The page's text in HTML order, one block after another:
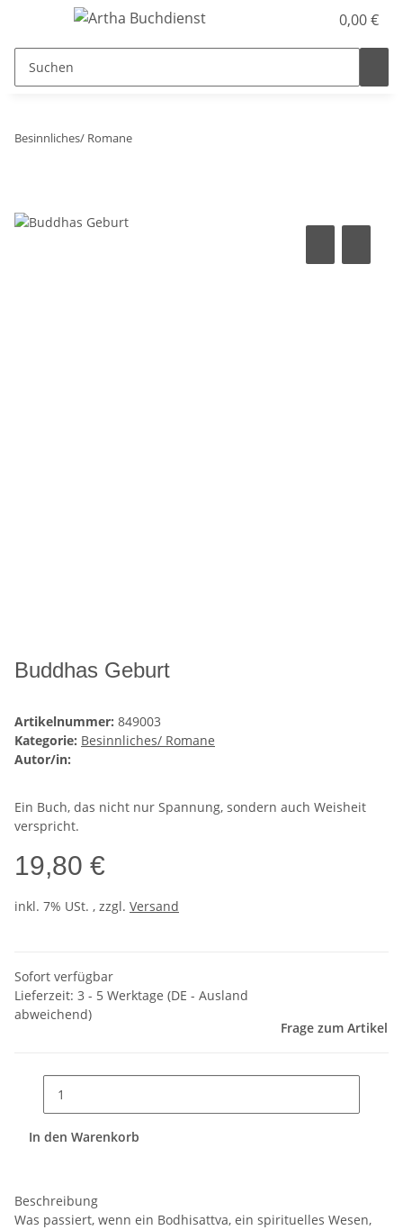
0,00 €
Besinnliches/ Romane
Buddhas Geburt
Artikelnummer: 849003
Kategorie: Besinnliches/ Romane
Autor/in:
Ein Buch, das nicht nur Spannung, sondern auch Weisheit
verspricht.
19,80 €
inkl. 7% USt. , zzgl. Versand
Sofort verfügbar
Lieferzeit: 3 - 5 Werktage (DE - Ausland
abweichend)
Frage zum Artikel
In den Warenkorb
Beschreibung
Was passiert, wenn ein Bodhisattva, ein spirituelles Wesen,